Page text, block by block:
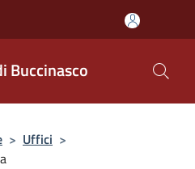
Buccinasco
> Uffici >